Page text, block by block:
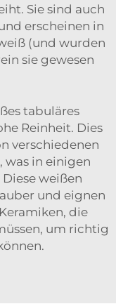
Sie sind auch
erscheinen in
(und wurden
sie gewesen
tabuläres
Reinheit. Dies
verschiedenen
was in einigen
weißen
und eignen
die
um richtig